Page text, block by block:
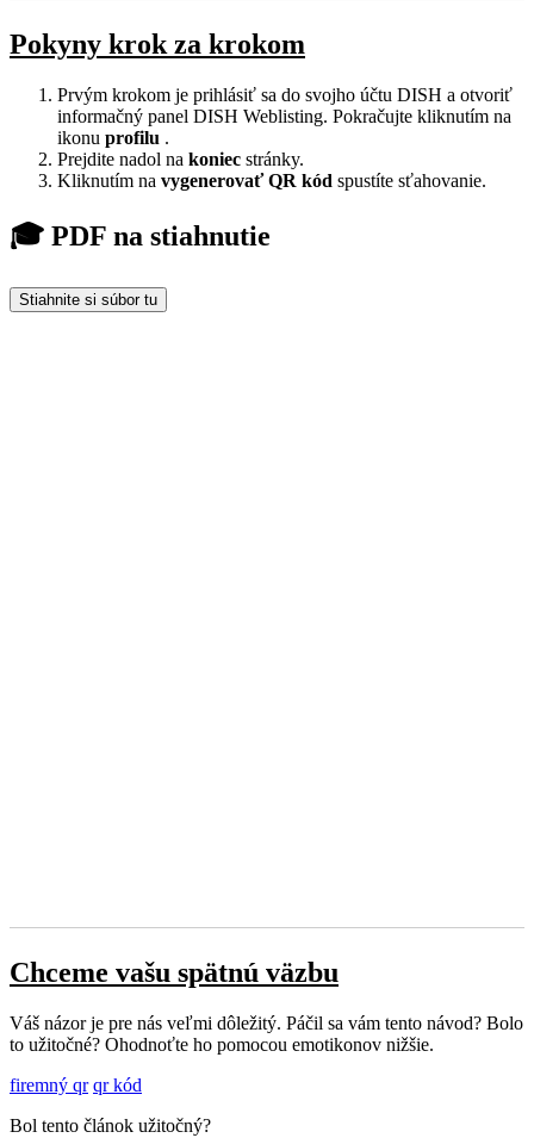
Pokyny krok za krokom
Prvým krokom je prihlásiť sa do svojho účtu DISH a otvoriť
informačný panel DISH Weblisting. Pokračujte kliknutím na
ikonu profilu .
Prejdite nadol na koniec stránky.
Kliknutím na vygenerovať QR kód spustíte sťahovanie.
🎓 PDF na stiahnutie
Stiahnite si súbor tu
Chceme vašu spätnú väzbu
Váš názor je pre nás veľmi dôležitý. Páčil sa vám tento návod? Bolo
to užitočné? Ohodnoťte ho pomocou emotikonov nižšie.
firemný qr qr kód
Bol tento článok užitočný?